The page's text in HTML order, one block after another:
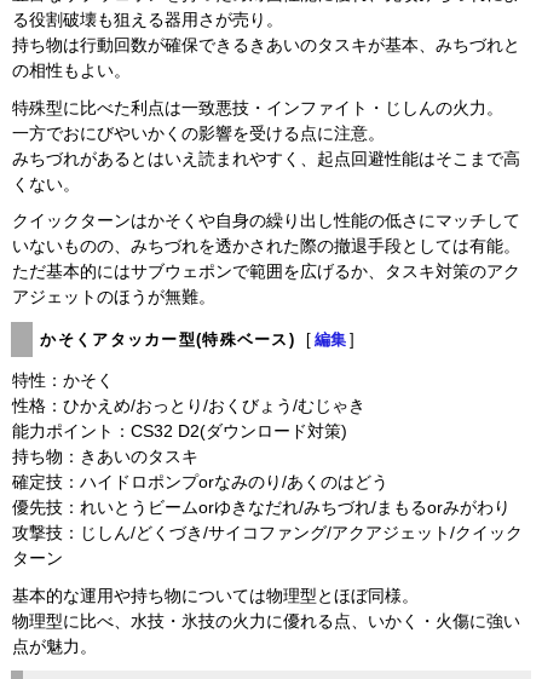
る役割破壊も狙える器用さが売り。
持ち物は行動回数が確保できるきあいのタスキが基本、みちづれと
の相性もよい。
特殊型に比べた利点は一致悪技・インファイト・じしんの火力。
一方でおにびやいかくの影響を受ける点に注意。
みちづれがあるとはいえ読まれやすく、起点回避性能はそこまで高
くない。
クイックターンはかそくや自身の繰り出し性能の低さにマッチして
いないものの、みちづれを透かされた際の撤退手段としては有能。
ただ基本的にはサブウェポンで範囲を広げるか、タスキ対策のアク
アジェットのほうが無難。
かそくアタッカー型(特殊ベース) [ 編集 ]
特性：かそく
性格：ひかえめ/おっとり/おくびょう/むじゃき
能力ポイント：CS32 D2(ダウンロード対策)
持ち物：きあいのタスキ
確定技：ハイドロポンプorなみのり/あくのはどう
優先技：れいとうビームorゆきなだれ/みちづれ/まもるorみがわり
攻撃技：じしん/どくづき/サイコファング/アクアジェット/クイック
ターン
基本的な運用や持ち物については物理型とほぼ同様。
物理型に比べ、水技・氷技の火力に優れる点、いかく・火傷に強い
点が魅力。